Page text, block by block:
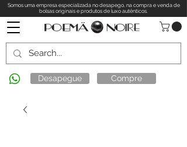
Somos uma empresa especializada no desapego, na compra e venda de
bolsas originais e produtos de luxo autênticos.
Desapegue Compre